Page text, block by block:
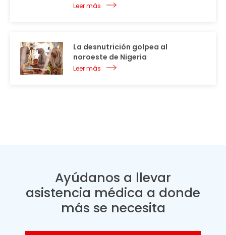
Leer más
La desnutrición golpea al
noroeste de Nigeria
Leer más
Ayúdanos a llevar
asistencia médica a donde
más se necesita